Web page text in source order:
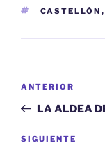
ETIQUETAS
CASTELLÓN ,
entradas
Entrada
anterior:
ANTERIOR
LA ALDEA
Siguiente
SIGUIENTE